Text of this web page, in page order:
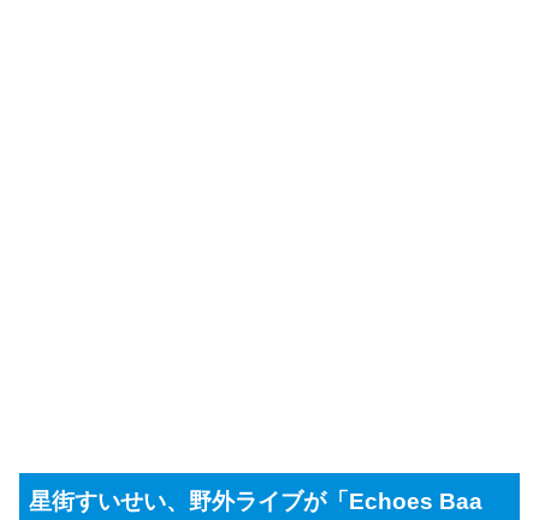
星街すいせい、野外ライブが「Echoes Baa